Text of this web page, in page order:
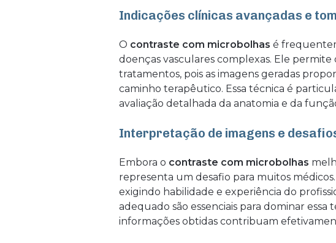
Indicações clínicas avançadas e
O contraste com microbolhas é
doenças vasculares complexas. Ele
tratamentos, pois as imagens geradas
caminho terapêutico. Essa técnica é
avaliação detalhada da anatomia e da
Interpretação de imagens e
Embora o contraste com microbolhas
representa um desafio para muitos
exigindo habilidade e experiência do
adequado são essenciais para dominar
informações obtidas contribuam